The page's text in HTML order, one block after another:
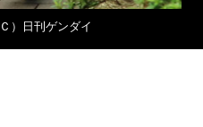
）日刊ゲンダイ